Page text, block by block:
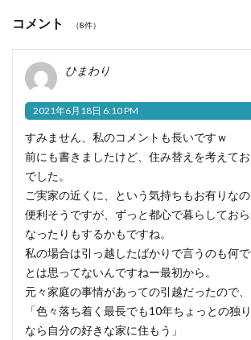
コメント （8件）
ひまわり
2021年6月18日 6:10 PM
すみません、私のコメントも長いですｗ
前にも書きましたけど、住み替えを考えて
でした。
ご実家の近くに、という気持ちもお有りなの
便利そうですが、ずっと都心で暮らしてお
なったりもするかもですね。
私の場合は引っ越したばかりで言うのも何
とは思ってないんですねー最初から。
元々家庭の事情があっての引越だったので、
「色々落ち着く最長でも10年ちょっとの独
なら自分の好きな家に住もう」